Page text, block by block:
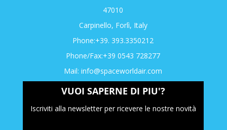
47010
Carpinello, Forlì, Italy
Phone:+39. 393.3350212
Phone/Fax:+39 0543 728277
Mail: info@spaceworldair.com
VUOI SAPERNE DI PIU'?
Iscriviti alla newsletter per ricevere le nostre novità